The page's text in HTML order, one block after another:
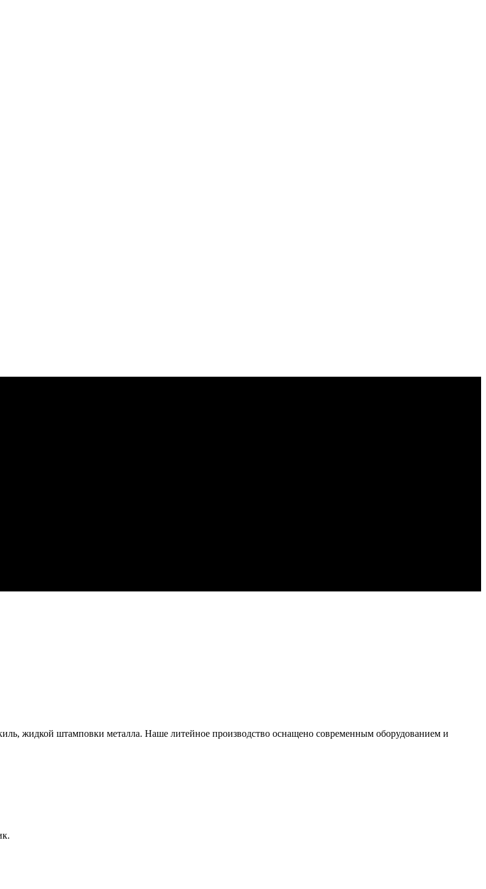
жидкой штамповки металла. Наше литейное производство оснащено современным оборудованием и